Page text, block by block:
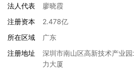
法人代表
廖晓霞
注册资本
2.478亿
所在区域
广东
注册地址
深圳市南山区高新技术产业
力大厦